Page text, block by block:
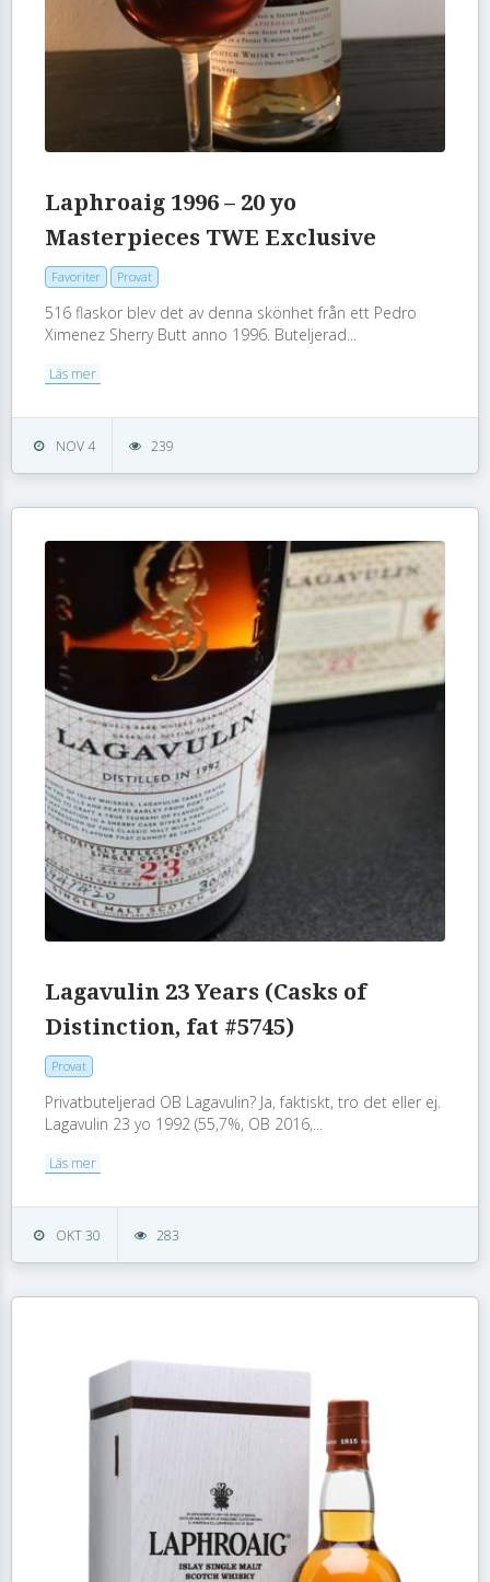
Laphroaig 1996 – 20 yo
Masterpieces TWE Exclusive
Favoriter Provat
516 flaskor blev det av denna skönhet från ett Pedro
Ximenez Sherry Butt anno 1996. Buteljerad...
Läs mer
NOV 4 239
Lagavulin 23 Years (Casks of
Distinction, fat #5745)
Provat
Privatbuteljerad OB Lagavulin? Ja, faktiskt, tro det eller ej.
Lagavulin 23 yo 1992 (55,7%, OB 2016,...
Läs mer
OKT 30 283